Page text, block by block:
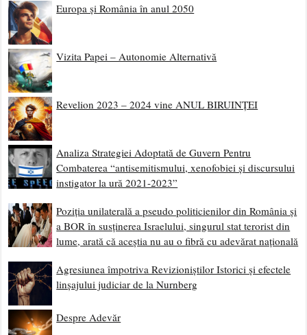
Europa și România în anul 2050
Vizita Papei – Autonomie Alternativă
Revelion 2023 – 2024 vine ANUL BIRUINȚEI
Analiza Strategiei Adoptată de Guvern Pentru
Combaterea “antisemitismului, xenofobiei și discursului
instigator la ură 2021-2023”
Poziția unilaterală a pseudo politicienilor din România și
a BOR în susținerea Israelului, singurul stat terorist din
lume, arată că aceștia nu au o fibră cu adevărat națională
Agresiunea împotriva Revizioniștilor Istorici și efectele
linșajului judiciar de la Nurnberg
Despre Adevăr